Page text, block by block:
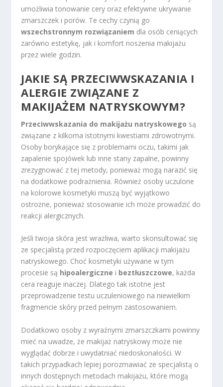
umożliwia tonowanie cery oraz efektywne ukrywanie
zmarszczek i porów. Te cechy czynią go
wszechstronnym rozwiązaniem dla osób ceniących
zarówno estetykę, jak i komfort noszenia makijażu
przez wiele godzin.
JAKIE SĄ PRZECIWWSKAZANIA I
ALERGIE ZWIĄZANE Z
MAKIJAŻEM NATRYSKOWYM?
Przeciwwskazania do makijażu natryskowego są
związane z kilkoma istotnymi kwestiami zdrowotnymi.
Osoby borykające się z problemami oczu, takimi jak
zapalenie spojówek lub inne stany zapalne, powinny
zrezygnować z tej metody, ponieważ mogą narazić się
na dodatkowe podrażnienia. Również osoby uczulone
na kolorowe kosmetyki muszą być wyjątkowo
ostrożne, ponieważ stosowanie ich może prowadzić do
reakcji alergicznych.
Jeśli twoja skóra jest wrażliwa, warto skonsultować się
ze specjalistą przed rozpoczęciem aplikacji makijażu
natryskowego. Choć kosmetyki używane w tym
procesie są hipoalergiczne i beztłuszczowe, każda
cera reaguje inaczej. Dlatego tak istotne jest
przeprowadzenie testu uczuleniowego na niewielkim
fragmencie skóry przed pełnym zastosowaniem.
Dodatkowo osoby z wyraźnymi zmarszczkami powinny
mieć na uwadze, że makijaż natryskowy może nie
wyglądać dobrze i uwydatniać niedoskonałości. W
takich przypadkach lepiej porozmawiać ze specjalistą o
innych dostępnych metodach makijażu, które mogą